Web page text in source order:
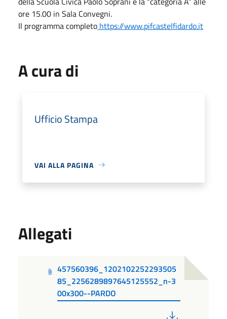
ore 15.00 in Sala Convegni.
Il programma completo https://www.pifcastelfidardo.it
A cura di
Ufficio Stampa
VAI ALLA PAGINA
Allegati
457560396_1202102252293505
85_2256289897645125552_n-3
00x300--PARDO